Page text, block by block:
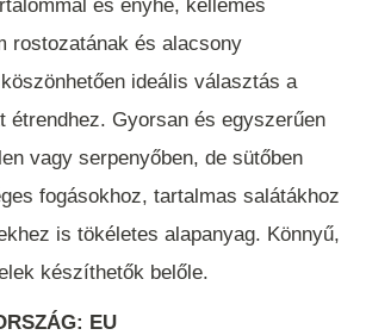
és enyhe, kellemes
rostozatának és alacsony
ideális választás a
étrendhez. Gyorsan és egyszerűen
vagy serpenyőben, de sütőben
fogásokhoz, tartalmas salátákhoz
is tökéletes alapanyag. Könnyű,
készíthetők belőle.
EU